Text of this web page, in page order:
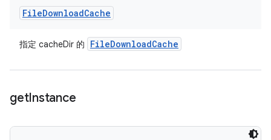
FileDownloadCache
指定 cacheDir 的 FileDownloadCache
getInstance